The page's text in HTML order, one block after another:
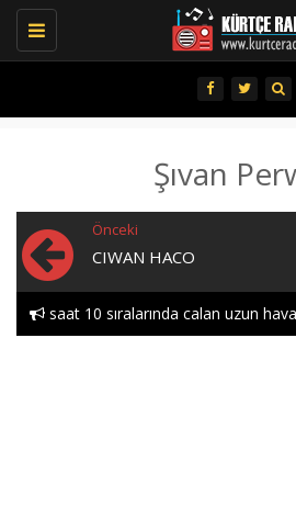
Toggle
navigation
Şıvan
Önceki
CIWAN HACO
saat 10 sıralarında calan uzun
Hozan aytactan doxtor..